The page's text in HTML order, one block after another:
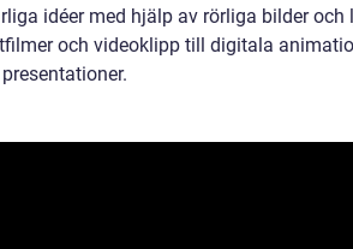
idéer med hjälp av rörliga bilder
och videoklipp till digitala